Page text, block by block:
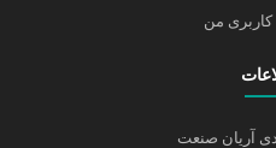
من
آریان صنعت